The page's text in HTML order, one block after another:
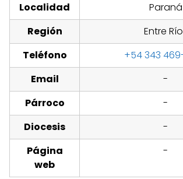
Localidad
Paraná
Región
Entre
Teléfono
+54 343
Email
-
Párroco
-
Diocesis
-
Página
web
-